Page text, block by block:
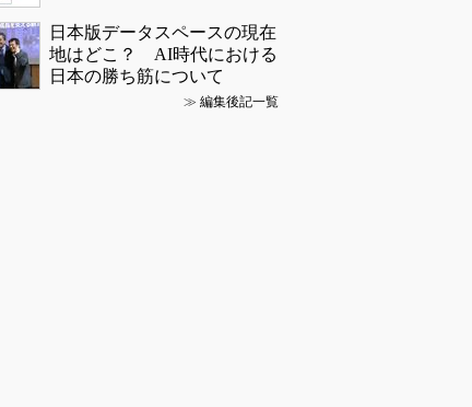
日本版データスペースの現在
地はどこ？ AI時代における
日本の勝ち筋について
≫ 編集後記一覧